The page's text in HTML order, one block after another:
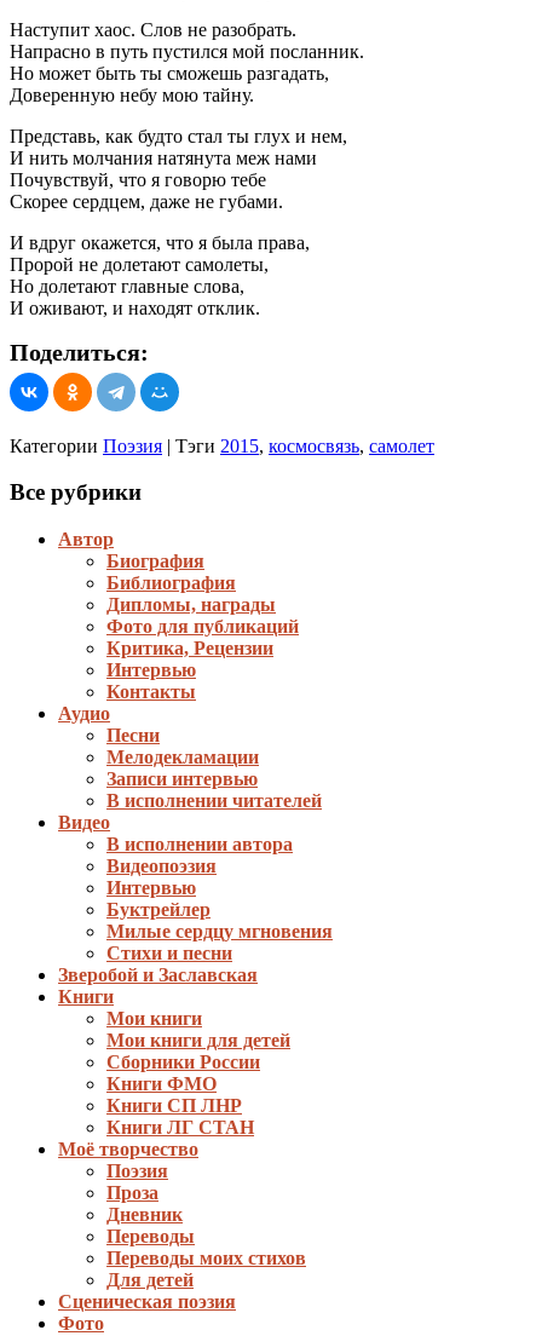
Наступит хаос. Слов не разобрать.
Напрасно в путь пустился мой посланник.
Но может быть ты сможешь разгадать,
Доверенную небу мою тайну.
Представь, как будто стал ты глух и нем,
И нить молчания натянута меж нами
Почувствуй, что я говорю тебе
Скорее сердцем, даже не губами.
И вдруг окажется, что я была права,
Пророй не долетают самолеты,
Но долетают главные слова,
И оживают, и находят отклик.
Поделиться:
Категории Поэзия | Тэги 2015, космосвязь, самолет
Все рубрики
Автор
Биография
Библиография
Дипломы, награды
Фото для публикаций
Критика, Рецензии
Интервью
Контакты
Аудио
Песни
Мелодекламации
Записи интервью
В исполнении читателей
Видео
В исполнении автора
Видеопоэзия
Интервью
Буктрейлер
Милые сердцу мгновения
Стихи и песни
Зверобой и Заславская
Книги
Мои книги
Мои книги для детей
Сборники России
Книги ФМО
Книги СП ЛНР
Книги ЛГ СТАН
Моё творчество
Поэзия
Проза
Дневник
Переводы
Переводы моих стихов
Для детей
Сценическая поэзия
Фото